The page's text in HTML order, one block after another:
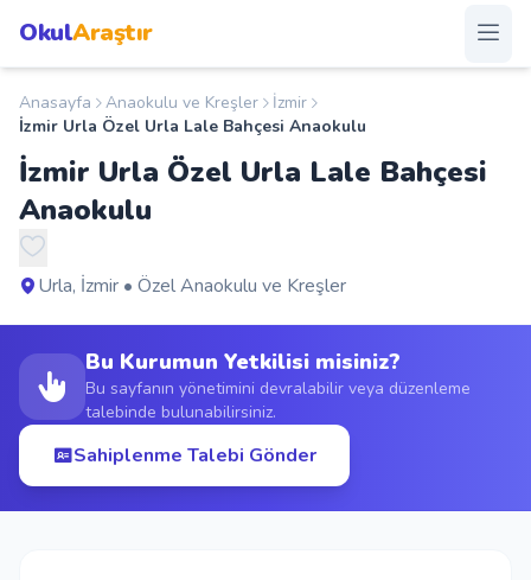
OkulAraştır
Anasayfa
Okullar
Şehirler
Duyurular
S.S.S.
Blog
Anasayfa Anaokulu ve Kreşler
İzmir
İzmir Urla Özel Urla Lale Bahçesi Anaokulu
İzmir Urla Özel Urla Lale Bahçesi
Anaokulu
Urla, İzmir • Özel Anaokulu ve Kreşler
Bu Kurumun Yetkilisi misiniz?
Bu sayfanın yönetimini devralabilir veya düzenleme
talebinde bulunabilirsiniz.
Sahiplenme Talebi Gönder